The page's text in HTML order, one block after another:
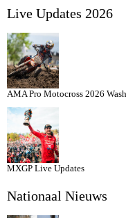
resultaten
Live Updates 2026
AMA Pro Motocross 2026
MXGP Live Updates
Nationaal Nieuws